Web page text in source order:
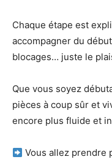
Chaque étape est
accompagner du
blocages… juste le
Que vous soyez
pièces à coup sûr et
encore plus fluide et
Vous allez prendre